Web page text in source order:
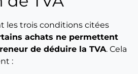
les trois conditions citées
achats ne permettent
de déduire la TVA. Cela
: